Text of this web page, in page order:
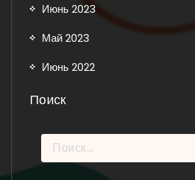
Июнь 2023
Май 2023
Июнь 2022
Поиск
Найти: